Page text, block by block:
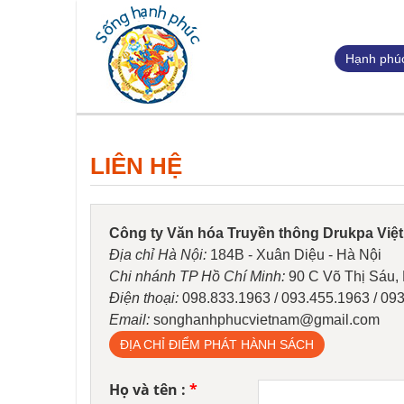
Hạnh
LIÊN HỆ
Công ty Văn hóa Truyền thông Drukpa
Địa chỉ Hà Nội:184B - Xuân Diệu - Hà Nội
Chi nhánh TP Hồ Chí Minh:90 C Võ Thị Sáu,
Điện thoại:098.833.1963 / 093.455.1963 /
Email:songhanhphucvietnam@gmail.com
ĐỊA CHỈ ĐIỂM PHÁT HÀNH SÁCH
Họ và tên : *